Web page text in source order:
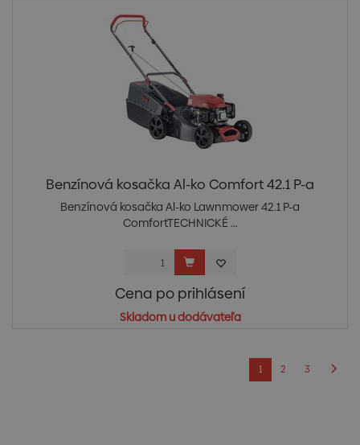
Benzínová kosačka Al-ko Comfort 42.1 P-a
Benzínová kosačka Al-ko Lawnmower 42.1 P-a
ComfortTECHNICKÉ ...
Cena po prihlásení
Skladom u dodávateľa
1 2 3